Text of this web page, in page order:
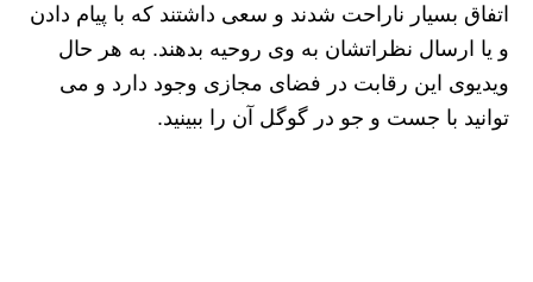
اتفاق بسیار ناراحت شدند و سعی داشتند که با پیام دادن
و یا ارسال نظراتشان به وی روحیه بدهند. به هر حال
ویدیوی این رقابت در فضای مجازی وجود دارد و می
توانید با جست و جو در گوگل آن را ببینید.